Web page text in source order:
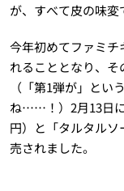
が、すべて皮の味変
今年初めてファミチ
れることとなり、そ
（「第1弾が」とい
ね……！）2月13日
円）と「タルタル
売されました。